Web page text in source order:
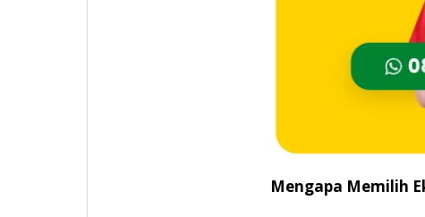
Mengapa Memilih